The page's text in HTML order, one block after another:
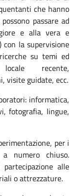
che hanno
passare ad
e alla vera e
con la supervisione
su temi ed
recente,
visite guidate, ecc.
informatica,
fotografia, lingue,
per i
numero chiuso.
alle
o attrezzature.